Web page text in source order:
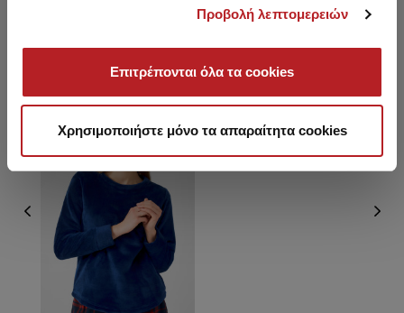
Προβολή λεπτομερειών
Επιτρέπονται όλα τα cookies
Χρησιμοποιήστε μόνο τα απαραίτητα cookies
You saw recently
HOT OFFER